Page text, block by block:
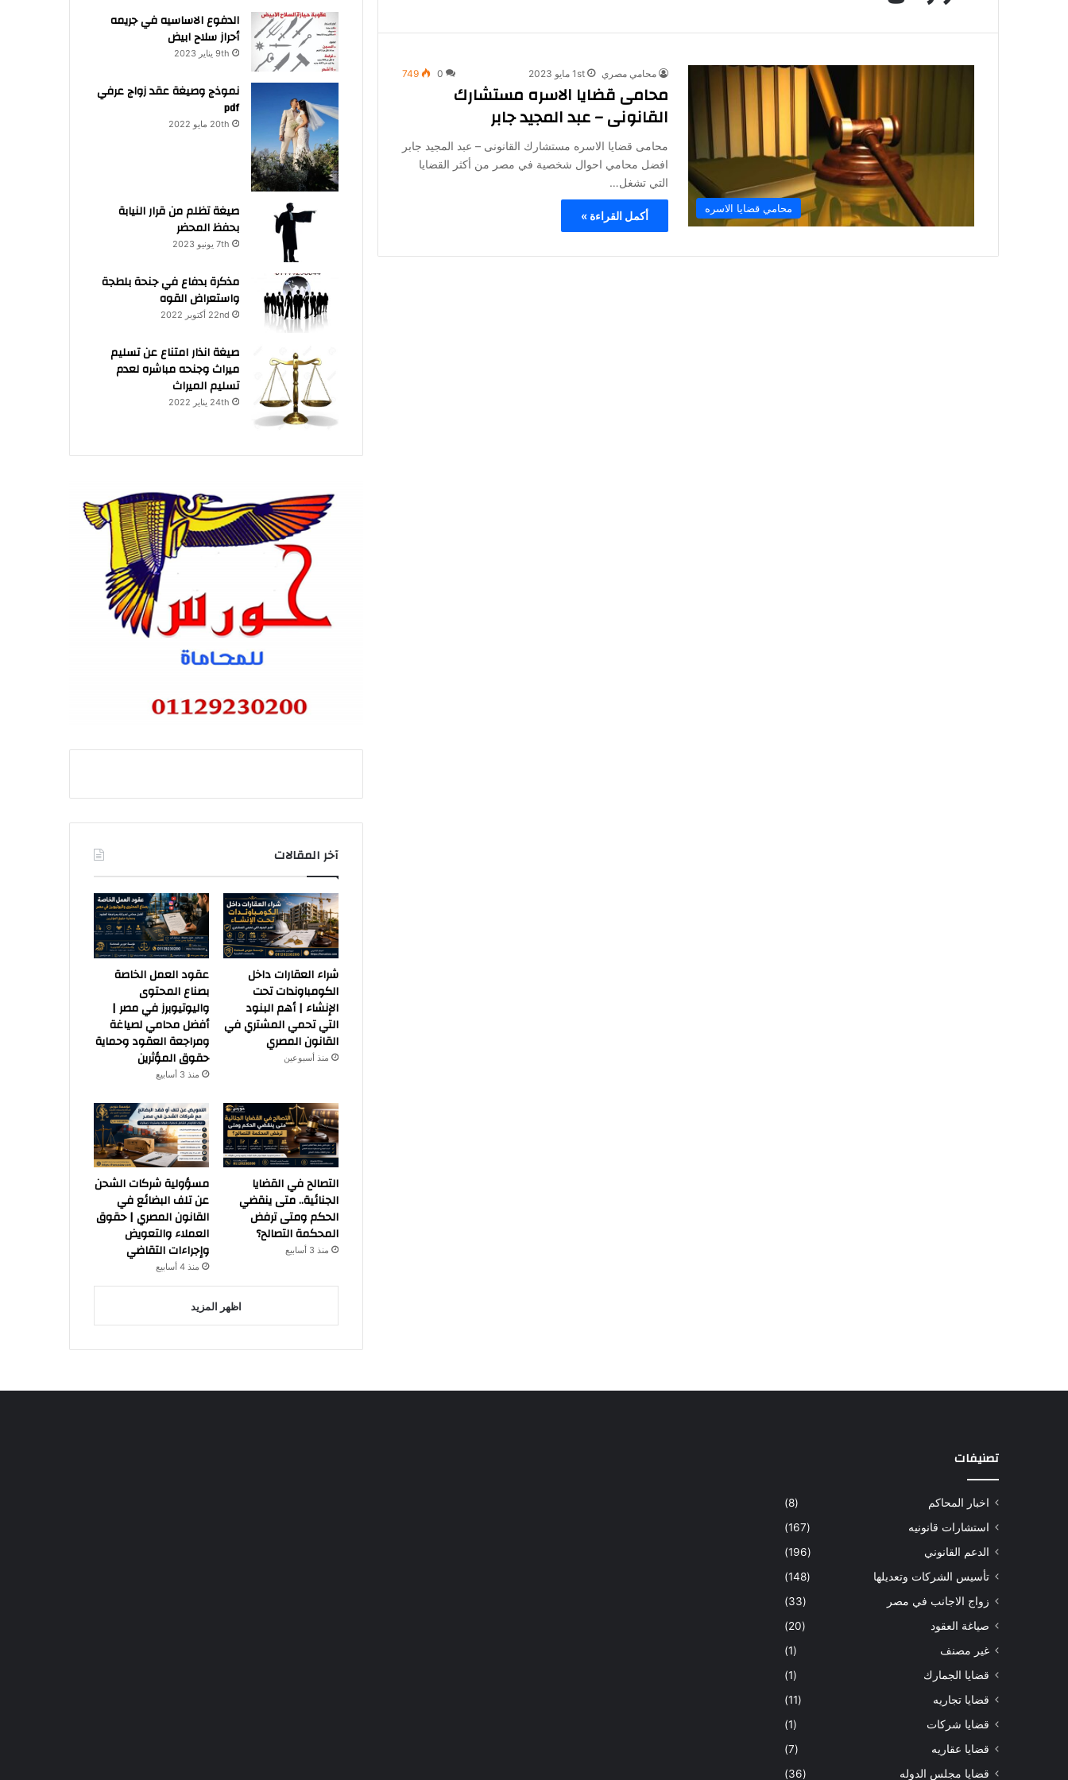
محامي قضايا الاسره
محامي مصري 1st مايو 2023 0
749
محامى قضايا الاسره مستشارك
القانونى – عبد المجيد جابر
محامى قضايا الاسره مستشارك القانونى – عبد المجيد جابر
افضل محامي احوال شخصية في مصر من أكثر القضايا
التي تشغل…
أكمل القراءة »
الدفوع الاساسيه في جريمه
أحراز سلاح ابيض
9th يناير 2023
نموذج وصيغة عقد زواج عرفي
pdf
20th مايو 2022
صيغة تظلم من قرار النيابة
بحفظ المحضر
7th يونيو 2023
مذكرة بدفاع في جنحة بلطجة
واستعراض القوه
22nd أكتوبر 2022
صيغة انذار امتناع عن تسليم
ميراث وجنحه مباشره لعدم
تسليم الميراث
24th يناير 2022
آخر المقالات
شراء العقارات داخل
الكومباوندات تحت
الإنشاء | أهم البنود
التي تحمي المشتري في
القانون المصري
منذ أسبوعين
عقود العمل الخاصة
بصناع المحتوى
واليوتيوبرز في مصر |
أفضل محامي لصياغة
ومراجعة العقود وحماية
حقوق المؤثرين
منذ 3 أسابيع
التصالح في القضايا
الجنائية.. متى ينقضي
الحكم ومتى ترفض
المحكمة التصالح؟
منذ 3 أسابيع
مسؤولية شركات الشحن
عن تلف البضائع في
القانون المصري | حقوق
العملاء والتعويض
وإجراءات التقاضي
منذ 4 أسابيع
اظهر المزيد
تصنيفات
اخبار المحاكم
(8)
استشارات قانونيه
(167)
الدعم القانوني
(196)
تأسيس الشركات وتعديلها
(148)
زواج الاجانب في مصر
(33)
صياغة العقود
(20)
غير مصنف
(1)
قضايا الجمارك
(1)
قضايا تجاريه
(11)
قضايا شركات
(1)
قضايا عقاريه
(7)
قضايا مجلس الدوله
(36)